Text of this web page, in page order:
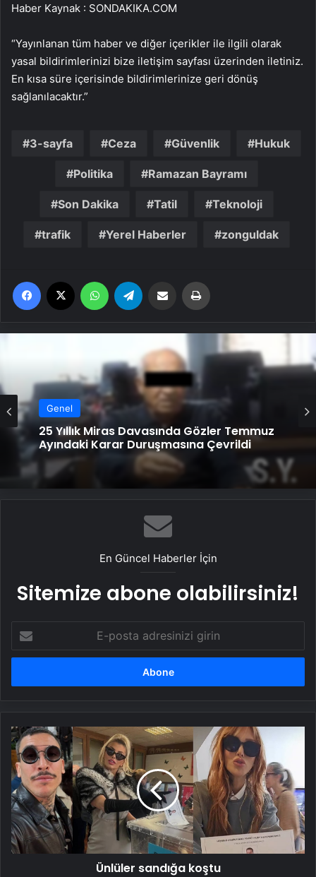
Haber Kaynak : SONDAKIKA.COM
“Yayınlanan tüm haber ve diğer içerikler ile ilgili olarak
yasal bildirimlerinizi bize iletişim sayfası üzerinden iletiniz.
En kısa süre içerisinde bildirimlerinize geri dönüş
sağlanılacaktır.”
3-sayfa Ceza Güvenlik Hukuk
Politika Ramazan Bayramı
Son Dakika Tatil Teknoloji
trafik Yerel Haberler zonguldak
Facebook WhatsApp Email'den paylaş
Genel
25 Yıllık Miras Davasında Gözler Temmuz
Ayındaki Karar Duruşmasına Çevrildi
En Güncel Haberler İçin
Sitemize abone olabilirsiniz!
posta
adresinizi
Ünlüler
sandığa
koştu
Ünlüler sandığa koştu